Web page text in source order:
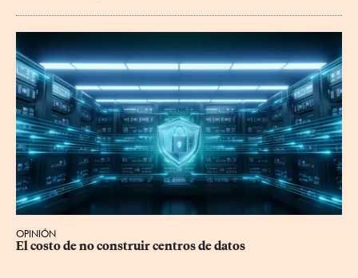
OPINIÓN
El costo de no construir centros de datos